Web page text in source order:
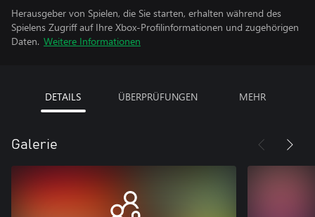
Herausgeber von Spielen, die Sie starten, erhalten während des
Spielens Zugriff auf Ihre Xbox-Profilinformationen und zugehörigen
Daten. Weitere Informationen
DETAILS ÜBERPRÜFUNGEN MEHR
Galerie